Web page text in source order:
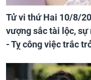
Tử vi thứ Hai 10/8/
vượng sắc tài lộc,
- Tỵ công việc trắc